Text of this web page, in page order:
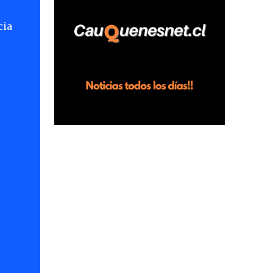
en el sector Dollimbuta, comuna de
Pelluhue. Allí, mientras se encontraba junto
plantación de frutillas, habría sostenido una